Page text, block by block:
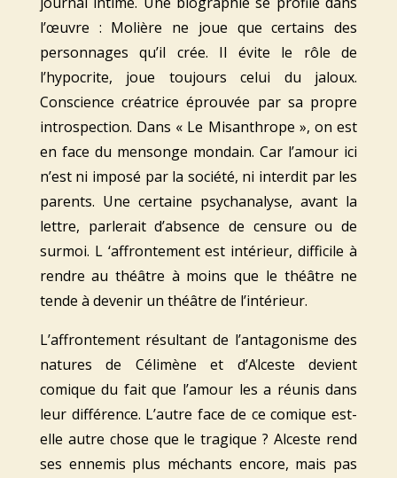
l’œuvre : Molière ne joue que certains des
personnages qu’il crée. Il évite le rôle de
l’hypocrite, joue toujours celui du jaloux.
Conscience créatrice éprouvée par sa propre
introspection. Dans « Le Misanthrope », on est
en face du mensonge mondain. Car l’amour ici
n’est ni imposé par la société, ni interdit par les
parents. Une certaine psychanalyse, avant la
lettre, parlerait d’absence de censure ou de
surmoi. L ‘affrontement est intérieur, difficile à
rendre au théâtre à moins que le théâtre ne
tende à devenir un théâtre de l’intérieur.
L’affrontement résultant de l’antagonisme des
natures de Célimène et d’Alceste devient
comique du fait que l’amour les a réunis dans
leur différence. L’autre face de ce comique est-
elle autre chose que le tragique ? Alceste rend
ses ennemis plus méchants encore, mais pas